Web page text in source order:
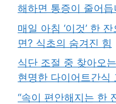
해하면 통증이 줄어듭
매일 아침 ‘이것’ 한
면? 식초의 숨겨진 힘
식단 조절 중 찾아오
현명한 다이어트간식
“속이 편안해지는 한